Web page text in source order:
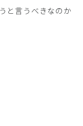
と言うべきなのか